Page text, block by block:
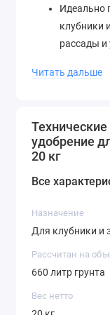
Идеально
клубники
рассады и
ожог
Не
корневой
Читать дальше
удобрение
20 кг
Все
Назначение
Для клубники и
Рассчитан на
660 литр грунта
Вес нетто